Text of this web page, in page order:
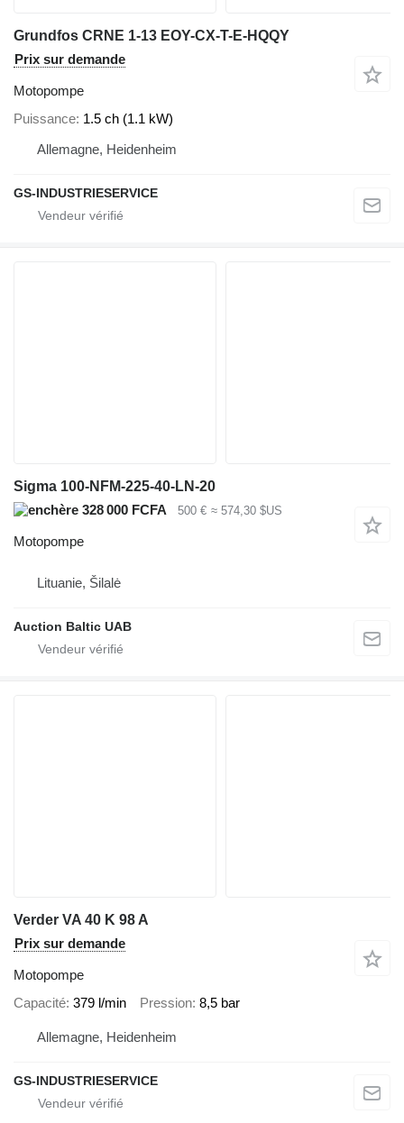
Grundfos CRNE 1-13 EOY-CX-T-E-HQQY
Prix sur demande
Motopompe
Puissance 1.5 ch (1.1 kW)
Allemagne, Heidenheim
GS-INDUSTRIESERVICE
Sigma 100-NFM-225-40-LN-20
328 000 FCFA
500 € ≈ 574,30 $US
Motopompe
Lituanie, Šilalė
Auction Baltic UAB
Verder VA 40 K 98 A
Prix sur demande
Motopompe
Capacité 379 l/min Pression 8,5 bar
Allemagne, Heidenheim
GS-INDUSTRIESERVICE